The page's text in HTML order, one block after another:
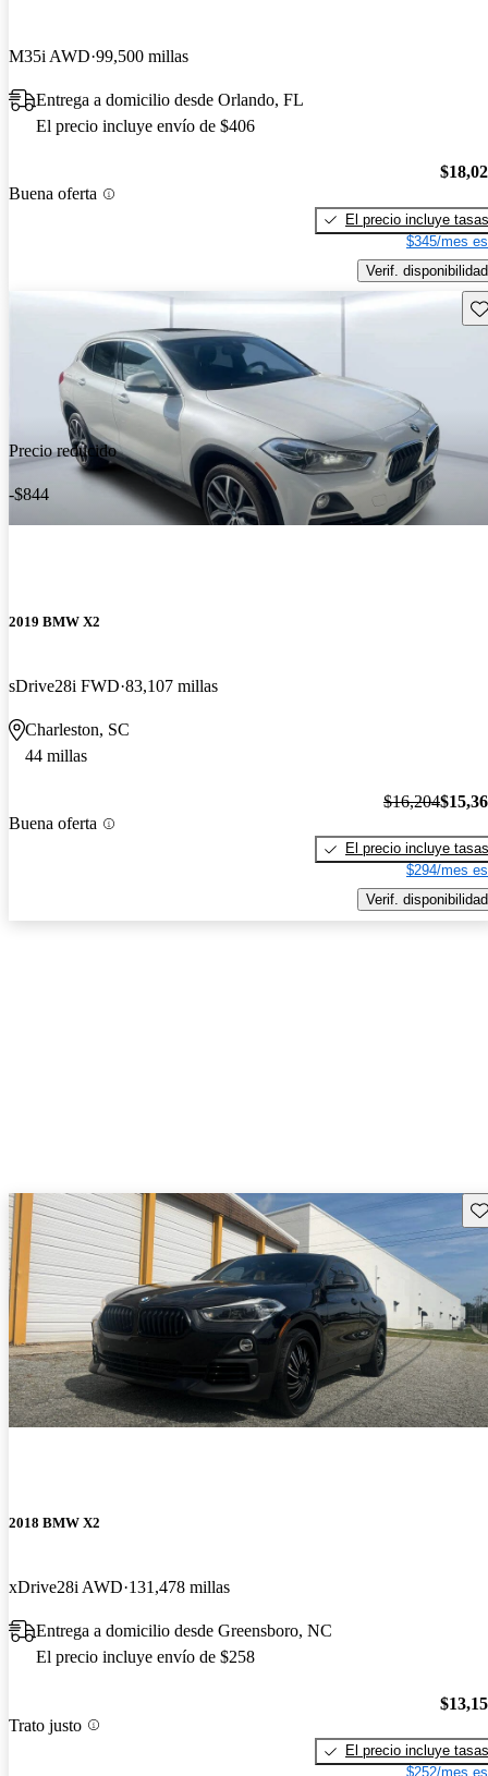
M35i AWD 99,500 millas
Entrega a domicilio desde Orlando, FL
El precio incluye envío de $406
Buena oferta
El precio incluye tasas
$345/mes
Verif. disponibilidad
Precio reducido
-$844
2019 BMW X2
sDrive28i FWD 83,107 millas
Charleston, SC
44 millas
Buena oferta
$16,204
El precio incluye tasas
$294/mes
Verif. disponibilidad
2018 BMW X2
xDrive28i AWD 131,478 millas
Entrega a domicilio desde Greensboro, NC
El precio incluye envío de $258
Trato justo
El precio incluye tasas
$252/mes